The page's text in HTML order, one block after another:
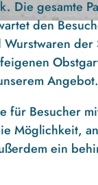
ND
Die gesamte
den
für Besucher
Möglichkeit,
ein